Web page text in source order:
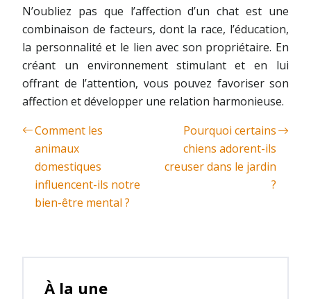
N’oubliez pas que l’affection d’un chat est une
combinaison de facteurs, dont la race, l’éducation,
la personnalité et le lien avec son propriétaire. En
créant un environnement stimulant et en lui
offrant de l’attention, vous pouvez favoriser son
affection et développer une relation harmonieuse.
Comment les
animaux
domestiques
influencent-ils notre
bien-être mental ?
Pourquoi certains
chiens adorent-ils
creuser dans le jardin
?
À la une